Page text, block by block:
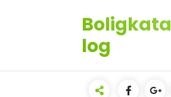
Boligkata
log